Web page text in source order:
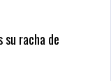
racha de